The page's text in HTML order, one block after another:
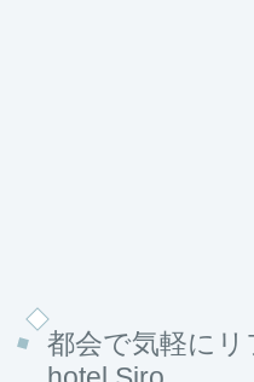
都会で気軽に